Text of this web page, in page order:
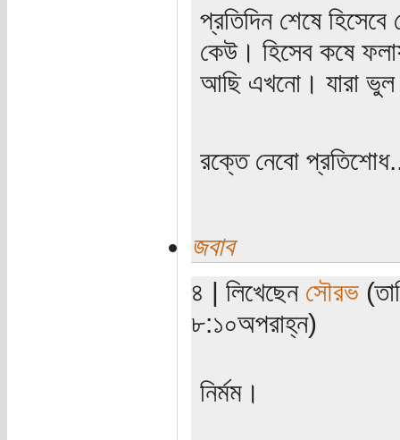
প্রতিদিন শেষে
কেউ। হিসেব কষে
আছি এখনো। যারা ভুল
রক্তে নেবো
জবাব
৪ | লিখেছেন সৌরভ
৮:১০অপরাহ্ন)
নির্মম।